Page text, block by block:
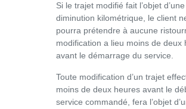
Si le trajet modifié fait l’objet d’une
diminution kilométrique, le client
pourra prétendre à aucune
modification a lieu moins de deux
avant le démarrage du service.
Toute modification d’un trajet
moins de deux heures avant le
service commandé, fera l’objet